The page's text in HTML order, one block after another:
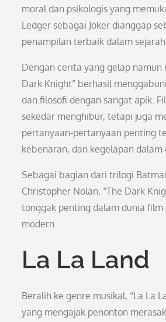
moral dan psikologis yang
Ledger sebagai Joker dianggap
penampilan terbaik dalam
Dengan cerita yang gelap namun
Dark Knight” berhasil
dan filosofi dengan sangat apik.
sekedar menghibur, tetapi juga
pertanyaan-pertanyaan penting
kebenaran, dan kegelapan dalam
Sebagai bagian dari trilogi
Christopher Nolan, “The Dark
tonggak penting dalam dunia film
modern.
La La Land
Beralih ke genre musikal, “La La
yang mengajak penonton